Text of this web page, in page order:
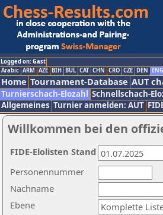
Logged on: Gast
Arabic ARM AZE BIH BUL CAT CHN CRO CZE DEN ENG
Home Tournament-Database AUT
Turnierschach-Elozahl Schnellschach-
Allgemeines Turnier anmelden: AUT
Willkommen bei den
Nachname
Ebene
Personennummer
FIDE-Elolisten Stand